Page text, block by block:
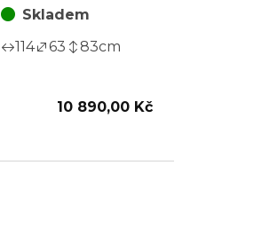
Skladem
114
63 83cm
10 890,00 Kč